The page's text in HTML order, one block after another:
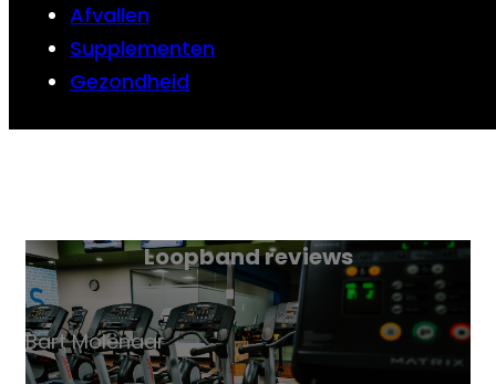
Afvallen
Supplementen
Gezondheid
Loopband reviews
Bart Molenaar